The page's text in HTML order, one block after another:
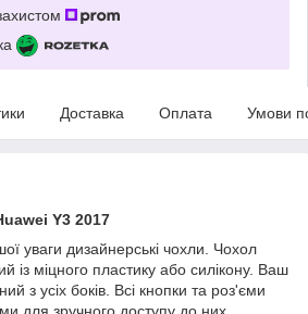
Доставка Оплата Умови
Y3 2017
уваги дизайнерські чохли. Чохол
із міцного пластику або силікону. Ваш
з усіх боків. Всі кнопки та роз'єми
для зручного доступу до них.